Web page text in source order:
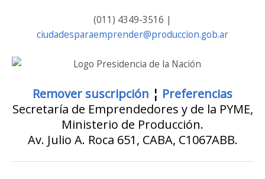
(011) 4349-3516 |
ciudadesparaemprender@produccion.gob.ar
Remover suscripción ¦ Preferencias
Secretaría de Emprendedores y de la PYME,
Ministerio de Producción.
Av. Julio A. Roca 651, CABA, C1067ABB.